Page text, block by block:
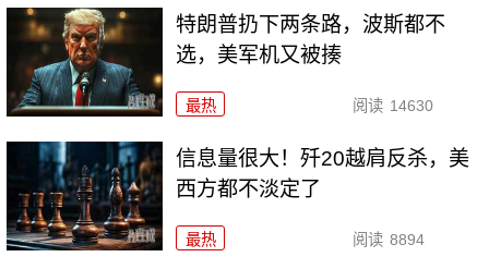
特朗普扔下两条路，波斯都不
选，美军机又被揍
最热 阅读 14630
信息量很大！歼20越肩反杀，美
西方都不淡定了
最热 阅读 8894